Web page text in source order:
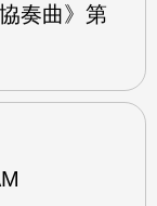
奏曲》第